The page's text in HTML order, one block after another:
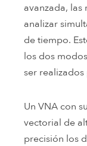
avanzada,
analizar
de tiempo.
los dos
ser
Un VNA con
vectorial de
precisión los